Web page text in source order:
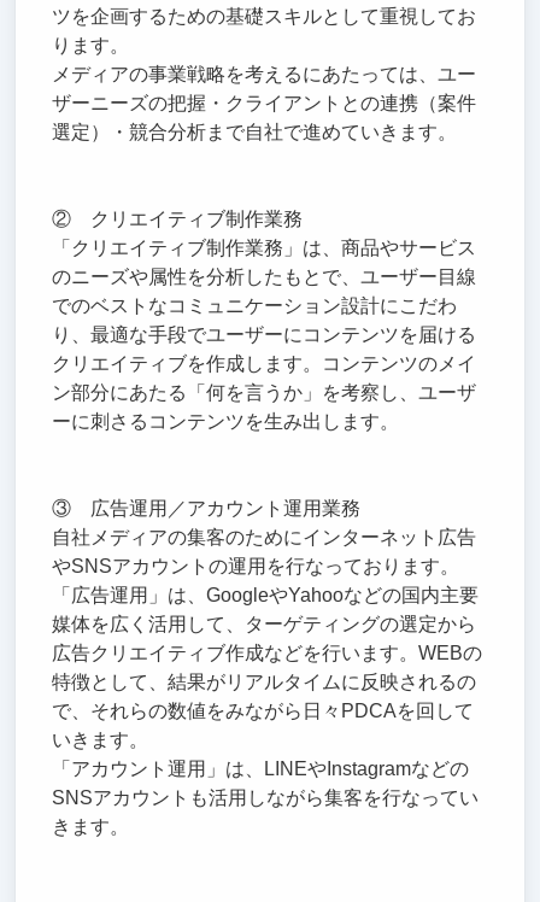
ツを企画するための基礎スキルとして重視してお
ります。
メディアの事業戦略を考えるにあたっては、ユー
ザーニーズの把握・クライアントとの連携（案件
選定）・競合分析まで自社で進めていきます。
② クリエイティブ制作業務
「クリエイティブ制作業務」は、商品やサービス
のニーズや属性を分析したもとで、ユーザー目線
でのベストなコミュニケーション設計にこだわ
り、最適な手段でユーザーにコンテンツを届ける
クリエイティブを作成します。コンテンツのメイ
ン部分にあたる「何を言うか」を考察し、ユーザ
ーに刺さるコンテンツを生み出します。
③ 広告運用／アカウント運用業務
自社メディアの集客のためにインターネット広告
やSNSアカウントの運用を行なっております。
「広告運用」は、GoogleやYahooなどの国内主要
媒体を広く活用して、ターゲティングの選定から
広告クリエイティブ作成などを行います。WEBの
特徴として、結果がリアルタイムに反映されるの
で、それらの数値をみながら日々PDCAを回して
いきます。
「アカウント運用」は、LINEやInstagramなどの
SNSアカウントも活用しながら集客を行なってい
きます。